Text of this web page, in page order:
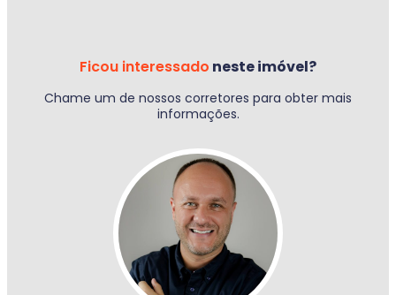
Ficou interessado neste imóvel?
Chame um de nossos corretores para obter mais
informações.